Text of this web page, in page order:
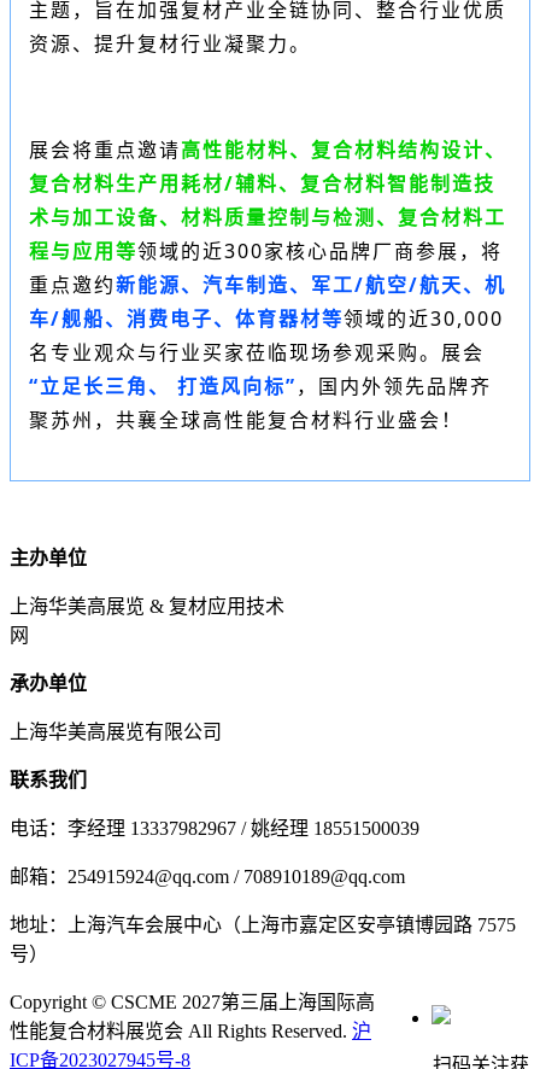
主题，旨在加强复材产业全链协同、整合行业优质
资源、提升复材行业凝聚力。
展会将重点邀请高性能材料、复合材料结构设计、
复合材料生产用耗材/辅料、复合材料智能制造技
术与加工设备、材料质量控制与检测、复合材料工
程与应用等领域的近300家核心品牌厂商参展，将
重点邀约新能源、汽车制造、军工/航空/航天、机
车/舰船、消费电子、体育器材等领域的近30,000
名专业观众与行业买家莅临现场参观采购。展会
“立足长三角、 打造风向标”，国内外领先品牌齐
聚苏州，共襄全球高性能复合材料行业盛会！
主办单位
上海华美高展览 & 复材应用技术
网
承办单位
上海华美高展览有限公司
联系我们
电话：李经理 13337982967 / 姚经理 18551500039
邮箱：254915924@qq.com / 708910189@qq.com
地址：上海汽车会展中心（上海市嘉定区安亭镇博园路 7575
号）
Copyright © CSCME 2027第三届上海国际高
性能复合材料展览会 All Rights Reserved. 沪
ICP备2023027945号-8